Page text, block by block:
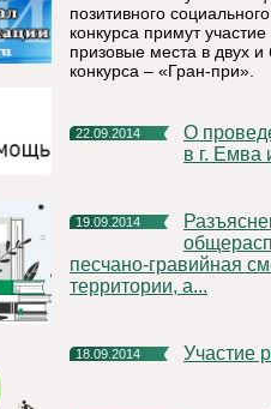
позитивного
конкурса примут
призовые места в двух
конкурса – «Гран-при».
22.09.2014
О проведении Всероссийского Дня бега «Кросс Наций 2014»
в г. Емва
19.09.2014
Разъяснение порядка использования
песчано-гравийная
территории, а...
18.09.2014